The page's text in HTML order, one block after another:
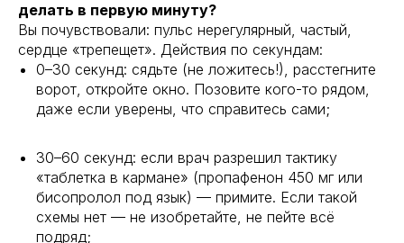
делать в первую минуту?
Вы почувствовали: пульс нерегулярный, частый,
сердце «трепещет». Действия по секундам:
0–30 секунд: сядьте (не ложитесь!), расстегните
ворот, откройте окно. Позовите кого-то рядом,
даже если уверены, что справитесь сами;
30–60 секунд: если врач разрешил тактику
«таблетка в кармане» (пропафенон 450 мг или
бисопролол под язык) — примите. Если такой
схемы нет — не изобретайте, не пейте всё
подряд;